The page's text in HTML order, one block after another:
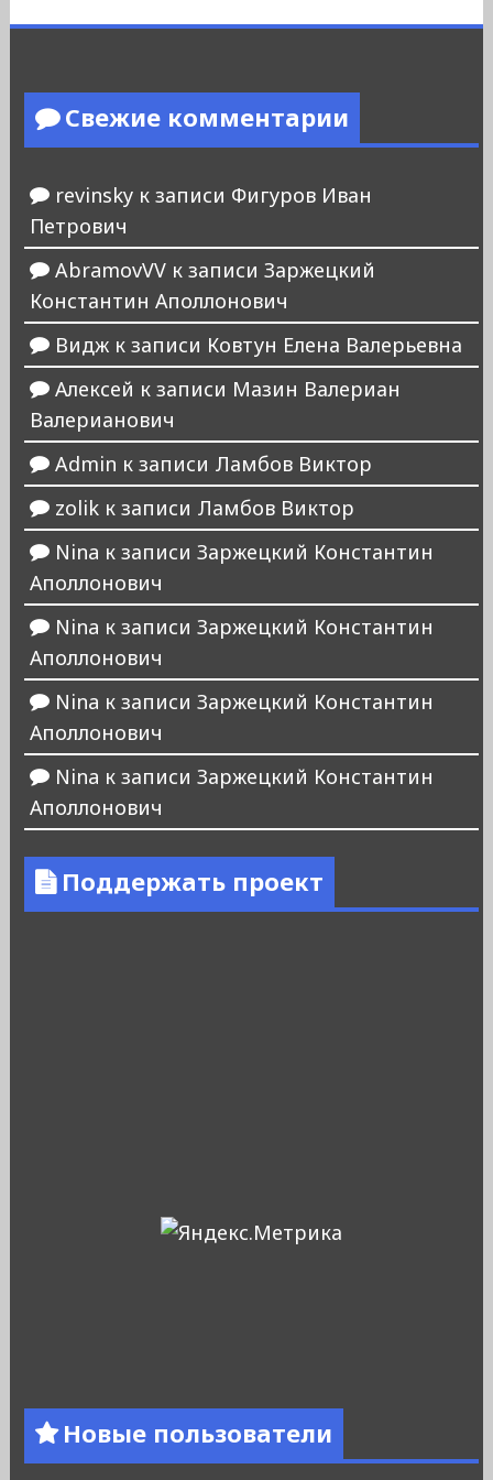
Свежие комментарии
revinskyк записи Фигуров Иван
Петрович
AbramovVVк записи Заржецкий
Константин Аполлонович
Виджк записи Ковтун Елена Валерьевна
Алексей к записи Мазин Валериан
Валерианович
Admin к записи Ламбов Виктор
zolikк записи Ламбов Виктор
Nina к записи Заржецкий Константин
Аполлонович
Nina к записи Заржецкий Константин
Аполлонович
Nina к записи Заржецкий Константин
Аполлонович
Nina к записи Заржецкий Константин
Аполлонович
Поддержать проект
Новые пользователи